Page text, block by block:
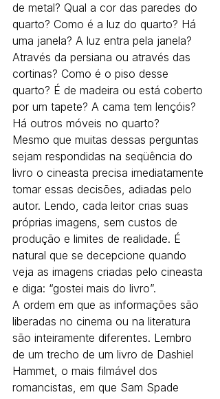
de metal? Qual a cor das paredes do
quarto? Como é a luz do quarto? Há
uma janela? A luz entra pela janela?
Através da persiana ou através das
cortinas? Como é o piso desse
quarto? É de madeira ou está coberto
por um tapete? A cama tem lençóis?
Há outros móveis no quarto?
Mesmo que muitas dessas perguntas
sejam respondidas na seqüência do
livro o cineasta precisa imediatamente
tomar essas decisões, adiadas pelo
autor. Lendo, cada leitor crias suas
próprias imagens, sem custos de
produção e limites de realidade. É
natural que se decepcione quando
veja as imagens criadas pelo cineasta
e diga: “gostei mais do livro”.
A ordem em que as informações são
liberadas no cinema ou na literatura
são inteiramente diferentes. Lembro
de um trecho de um livro de Dashiel
Hammet, o mais filmável dos
romancistas, em que Sam Spade